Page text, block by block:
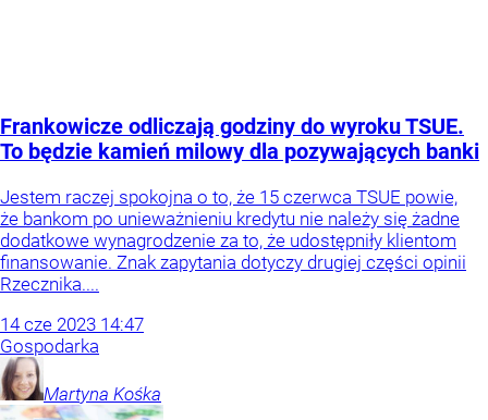
Frankowicze odliczają godziny do wyroku TSUE.
To będzie kamień milowy dla pozywających banki
Jestem raczej spokojna o to, że 15 czerwca TSUE powie,
że bankom po unieważnieniu kredytu nie należy się żadne
dodatkowe wynagrodzenie za to, że udostępniły klientom
finansowanie. Znak zapytania dotyczy drugiej części opinii
Rzecznika....
14 cze 2023 14:47
Gospodarka
Martyna Kośka